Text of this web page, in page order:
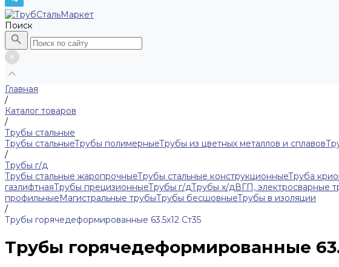
Поиск
Главная
/
Каталог товаров
/
Трубы стальные
Трубы стальныеТрубы полимерныеТрубы из цветных металлов и сплавов
/
Трубы г/д
Трубы стальные жаропрочныеТрубы стальные конструкционныеТруба
газлифтнаяТрубы прецизионныеТрубы г/дТрубы х/дВГП, электросварные
профильныеМагистральные трубыТрубы бесшовныеТрубы в изоляции
/
Трубы горячедеформированные 63.5х12 Ст35
Трубы горячедеформированные